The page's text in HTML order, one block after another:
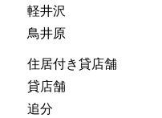
軽井沢
鳥井原
住居付き貸店舗
貸店舗
追分